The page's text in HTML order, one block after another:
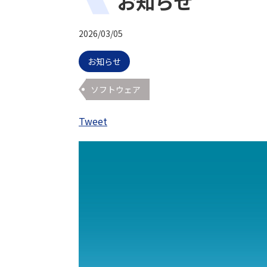
2026/03/05
お知らせ
ソフトウェア
Tweet